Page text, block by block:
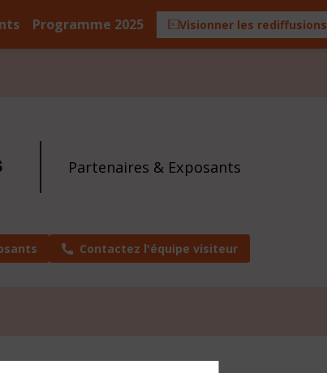
Programme 2025 Visionner les rediffusions
Partenaires & Exposants
Contactez l'équipe visiteur